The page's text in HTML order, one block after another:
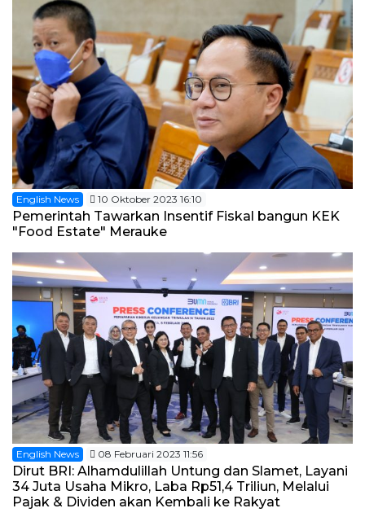
English News 10 Oktober 2023 16:10
Pemerintah Tawarkan Insentif Fiskal bangun KEK
"Food Estate" Merauke
English News 08 Februari 2023 11:56
Dirut BRI: Alhamdulillah Untung dan Slamet, Layani
34 Juta Usaha Mikro, Laba Rp51,4 Triliun, Melalui
Pajak & Dividen akan Kembali ke Rakyat